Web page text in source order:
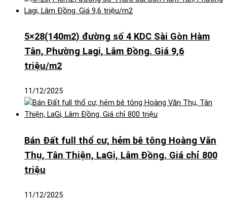
5×28(140m2) đường số 4 KDC Sài Gòn Hàm
Tân, Phường Lagi, Lâm Đồng. Giá 9,6
triệu/m2
11/12/2025
Bán Đất full thổ cư, hẻm bê tông Hoàng Văn
Thụ, Tân Thiện, LaGi, Lâm Đồng. Giá chỉ 800
triệu
11/12/2025